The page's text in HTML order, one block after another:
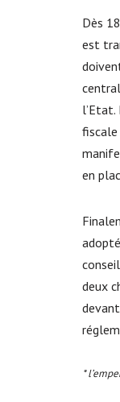
Dès
est
fiscale
en
deux
*